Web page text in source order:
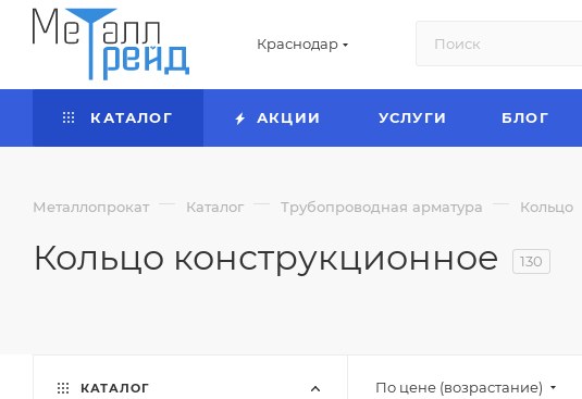
Краснодар
КАТАЛОГ АКЦИИ УСЛУГИ БЛОГ
Металлопрокат — Каталог — Трубопроводная арматура — Кольцо
Кольцо конструкционное 130
По цене (возрастание)
КАТАЛОГ